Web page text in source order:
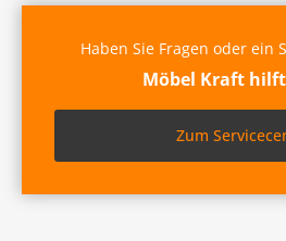
Haben Sie Fragen oder ein
Möbel Kraft
Zum